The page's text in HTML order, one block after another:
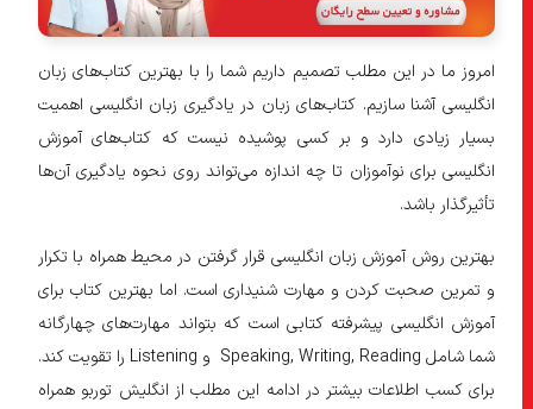
امروز ما در این مطلب تصمیم داریم شما را با بهترین کتاب‌های زبان
انگلیسی آشنا سازیم. کتاب‌های زبان در یادگیری زبان انگلیسی اهمیت
بسیار زیادی دارد و بر کسی پوشیده نیست که کتاب‌های آموزش
انگلیسی برای نوآموزان تا چه اندازه می‌تواند روی نحوه یادگیری آن‌ها
تأثیر‌گذار باشد.
بهترین روش آموزش زبان انگلیسی قرار گرفتن در محیط همراه با تکرار
و تمرین صحبت کردن و مهارت شنیداری است. اما بهترین کتاب برای
آموزش انگلیسی پیشرفته کتابی است که بتواند مهارت‌های چهارگانه
شما شامل Speaking, Writing, Reading و Listening را تقویت کند.
برای کسب اطلاعات بیشتر در ادامه این مطلب از انگلیش توربو همراه